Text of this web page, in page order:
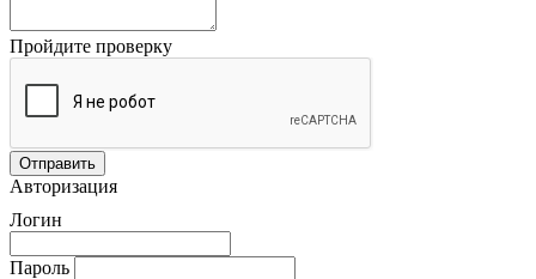
Пройдите проверку
Авторизация
Логин
Пароль